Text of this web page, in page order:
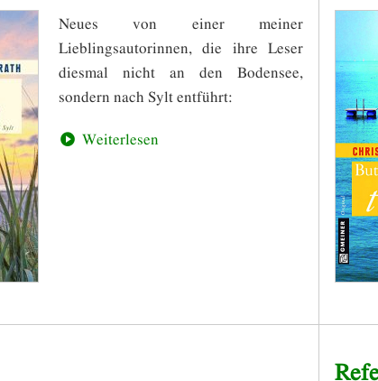
Neues von einer meiner
Lieblingsautorinnen, die ihre Leser
diesmal nicht an den Bodensee,
sondern nach Sylt entführt:
Weiterlesen